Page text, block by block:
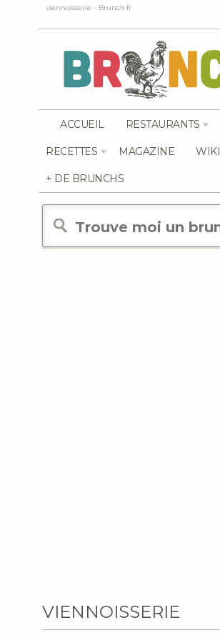
viennoisserie - Brunch.fr
ACCUEIL RESTAURANTS
RECETTES MAGAZINE WIKI
+ DE BRUNCHS
VIENNOISSERIE